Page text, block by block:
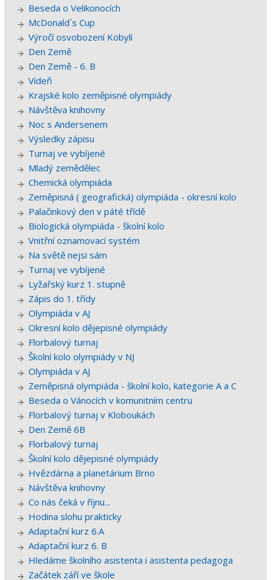
Beseda o Velikonocích
McDonald´s Cup
Výročí osvobození Kobylí
Den Země
Den Země - 6. B
Vídeň
Krajské kolo zeměpisné olympiády
Návštěva knihovny
Noc s Andersenem
Výsledky zápisu
Turnaj ve vybíjené
Mladý zemědělec
Chemická olympiáda
Zeměpisná ( geografická) olympiáda - okresní kolo
Palačinkový den v páté třídě
Biologická olympiáda - školní kolo
Vnitřní oznamovací systém
Na světě nejsi sám
Turnaj ve vybíjené
Lyžařský kurz 1. stupně
Zápis do 1. třídy
Olympiáda v AJ
Okresní kolo dějepisné olympiády
Florbalový turnaj
Školní kolo olympiády v NJ
Olympiáda v AJ
Zeměpisná olympiáda - školní kolo, kategorie A a C
Beseda o Vánocích v komunitním centru
Florbalový turnaj v Kloboukách
Den Země 6B
Florbalový turnaj
Školní kolo dějepisné olympiády
Hvězdárna a planetárium Brno
Návštěva knihovny
Co nás čeká v říjnu...
Hodina slohu prakticky
Adaptační kurz 6.A
Adaptační kurz 6. B
Hledáme školního asistenta i asistenta pedagoga
Začátek září ve škole